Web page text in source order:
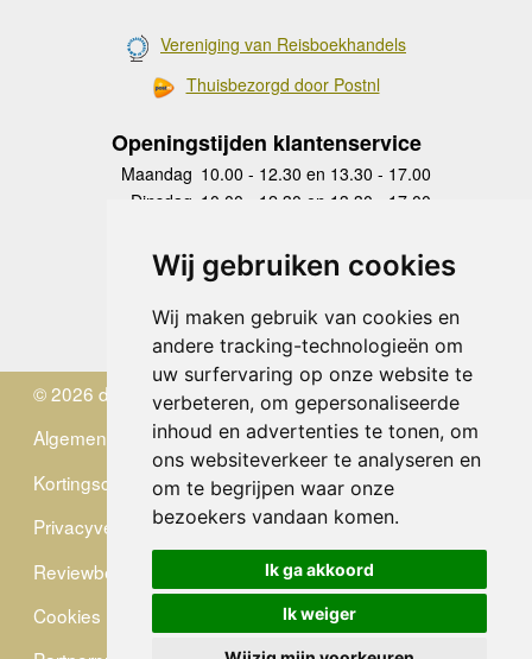
Wij gebruiken cookies
Wij maken gebruik van cookies en
andere tracking-technologieën om
uw surfervaring op onze website te
verbeteren, om gepersonaliseerde
inhoud en advertenties te tonen, om
ons websiteverkeer te analyseren en
om te begrijpen waar onze
bezoekers vandaan komen.
Ik ga akkoord
Ik weiger
Vereniging van Reisboekhandels
Thuisbezorgd door Postnl
Openingstijden klantenservice
Maandag 10.00 - 12.30 en 13.30 - 17.00
Dinsdag 10.00 - 12.30 en 13.30 - 17.00
Donderdag
10.00 - 12.30 en 13.30 - 17.00
Vrijdag 10.00 - 12.30 en 13.30 - 17.00
Zaterdag
gesloten
Zondag gesloten
© 2026 de Zwerver
Algemene Voorwaarden
Kortingscode
Privacyverklaring
Reviewbeleid
Cookies